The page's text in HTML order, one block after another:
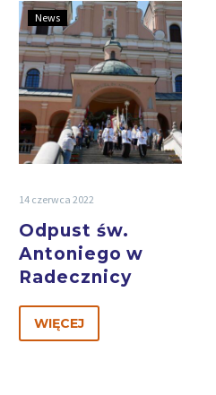
News
14 czerwca 2022
Odpust św.
Antoniego w
Radecznicy
WIĘCEJ